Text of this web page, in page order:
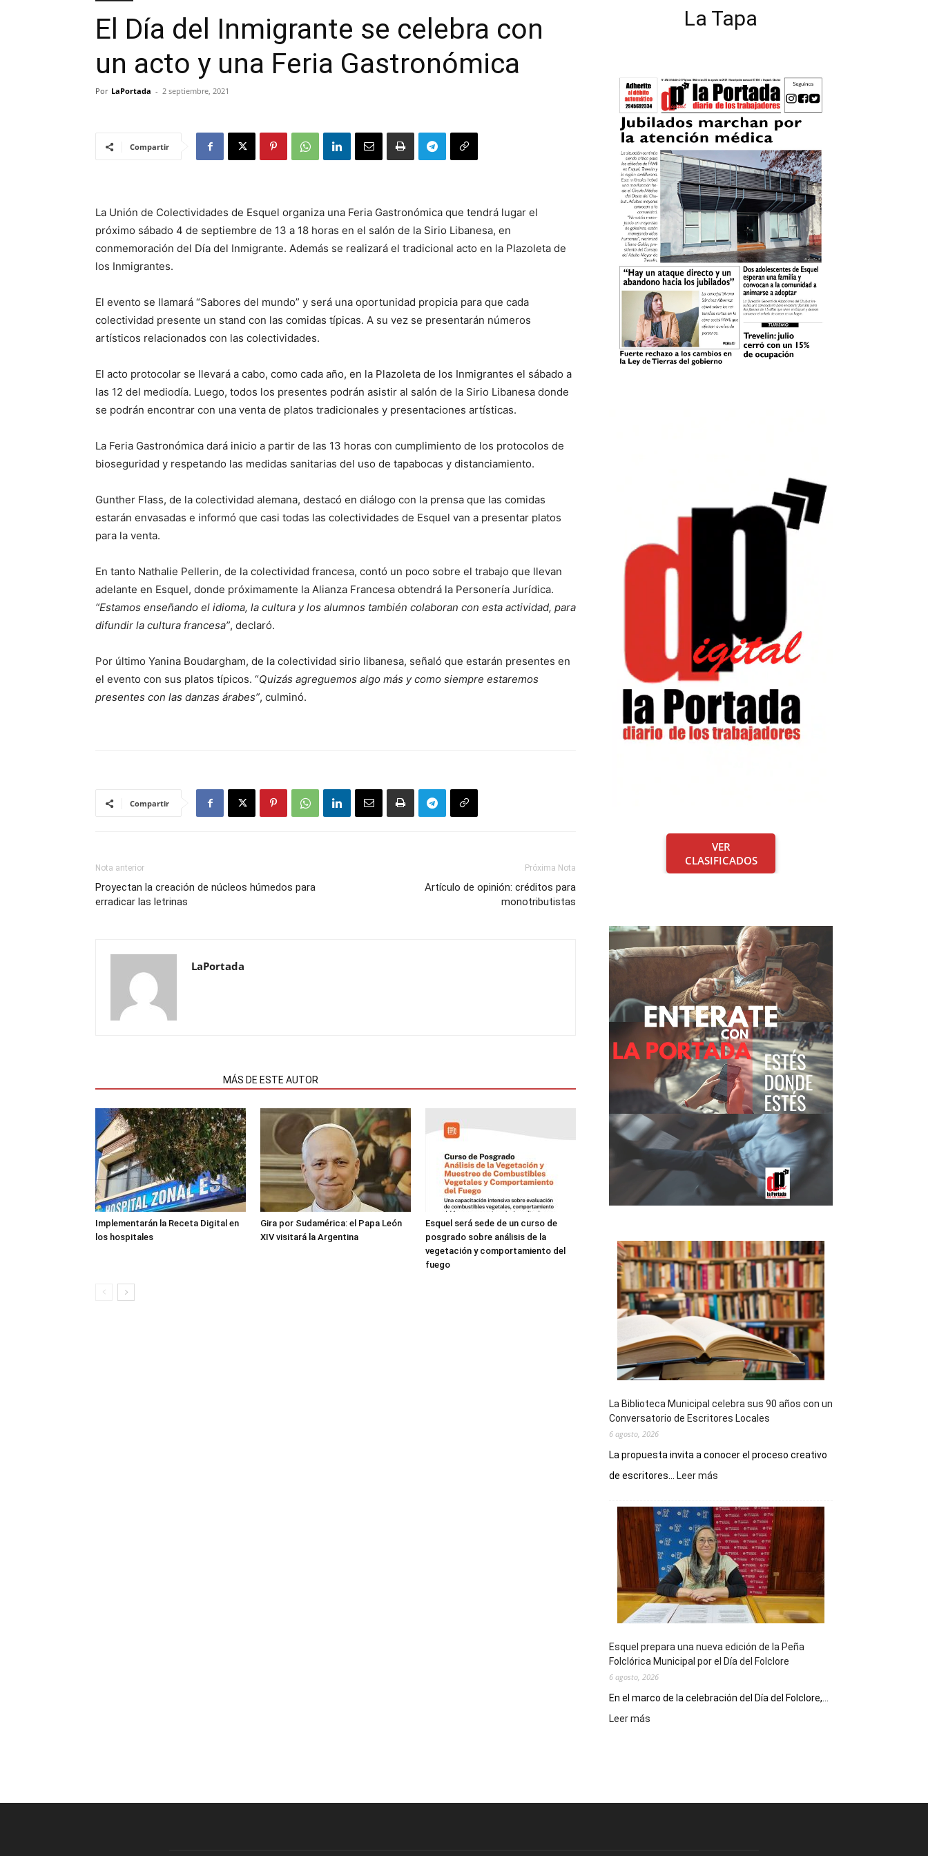
El Día del Inmigrante se celebra con
un acto y una Feria Gastronómica
Por LaPortada - 2 septiembre, 2021
Compartir
La Unión de Colectividades de Esquel organiza una Feria Gastronómica que tendrá lugar el
próximo sábado 4 de septiembre de 13 a 18 horas en el salón de la Sirio Libanesa, en
conmemoración del Día del Inmigrante. Además se realizará el tradicional acto en la Plazoleta de
los Inmigrantes.
El evento se llamará “Sabores del mundo” y será una oportunidad propicia para que cada
colectividad presente un stand con las comidas típicas. A su vez se presentarán números
artísticos relacionados con las colectividades.
El acto protocolar se llevará a cabo, como cada año, en la Plazoleta de los Inmigrantes el sábado a
las 12 del mediodía. Luego, todos los presentes podrán asistir al salón de la Sirio Libanesa donde
se podrán encontrar con una venta de platos tradicionales y presentaciones artísticas.
La Feria Gastronómica dará inicio a partir de las 13 horas con cumplimiento de los protocolos de
bioseguridad y respetando las medidas sanitarias del uso de tapabocas y distanciamiento.
Gunther Flass, de la colectividad alemana, destacó en diálogo con la prensa que las comidas
estarán envasadas e informó que casi todas las colectividades de Esquel van a presentar platos
para la venta.
En tanto Nathalie Pellerin, de la colectividad francesa, contó un poco sobre el trabajo que llevan
adelante en Esquel, donde próximamente la Alianza Francesa obtendrá la Personería Jurídica.
“Estamos enseñando el idioma, la cultura y los alumnos también colaboran con esta actividad, para
difundir la cultura francesa”, declaró.
Por último Yanina Boudargham, de la colectividad sirio libanesa, señaló que estarán presentes en
el evento con sus platos típicos. “Quizás agreguemos algo más y como siempre estaremos
presentes con las danzas árabes”, culminó.
Compartir
Nota anterior
Proyectan la creación de núcleos húmedos para
erradicar las letrinas
Próxima Nota
Artículo de opinión: créditos para
monotributistas
LaPortada
MÁS DE ESTE AUTOR
Implementarán la Receta Digital en
los hospitales
Gira por Sudamérica: el Papa León
XIV visitará la Argentina
Esquel será sede de un curso de
posgrado sobre análisis de la
vegetación y comportamiento del
fuego
La Tapa
VER
CLASIFICADOS
La Biblioteca Municipal celebra sus 90 años con un
Conversatorio de Escritores Locales
6 agosto, 2026
La propuesta invita a conocer el proceso creativo
de escritores...
Leer más
Municipal
celebra
sus
90
años
con
un
Conversatorio
Escritores
Locales
Esquel prepara una nueva edición de la Peña
Folclórica Municipal por el Día del Folclore
6 agosto, 2026
En el marco de la celebración del Día del Folclore,...
Leer más
de